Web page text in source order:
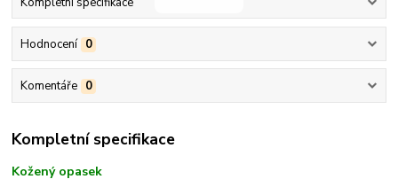
Hodnocení 0
Komentáře 0
Kompletní specifikace
Kožený opasek